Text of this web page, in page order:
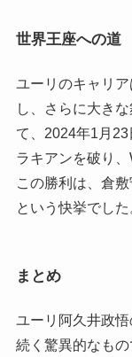
世界王座への道
ユーリのキャリ
し、さらに大き
て、2024年1月
ラキアンを破り
この勝利は、倉
という快挙でした
まとめ
ユーリ阿久井政
続く驚異的なも